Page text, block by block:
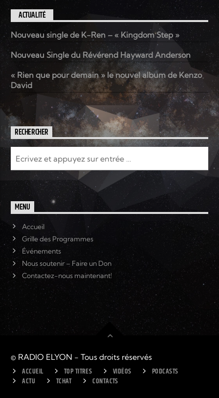
ACTUALITÉ
Nouveau single de K-Ren – « Kingdom Step »
Nouveau Single du Révérend Hayward Anderson
« Rien que pour demain » le nouvel album de Kenzo
David
RECHERCHER
MENU
Accueil
Grille des Programmes
Événements
Nous soutenir – Faire un Don
Contactez-nous maintenant!
© RADIO ELYON - Tous droits réservés
ACCUEIL TOP TITRES VIDÉOS
PODCASTS
ACTU
TCHAT CONTACTS